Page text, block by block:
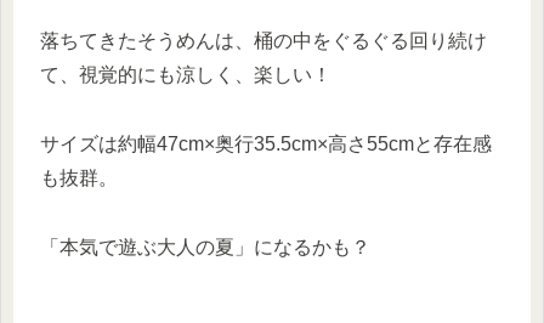
落ちてきたそうめんは、桶の中をぐるぐる回り続け
て、視覚的にも涼しく、楽しい！
サイズは約幅47cm×奥行35.5cm×高さ55cmと存在感
も抜群。
「本気で遊ぶ大人の夏」になるかも？